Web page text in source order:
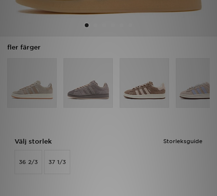
fler färger
Storleksguide
Välj storlek
36 2/3 37 1/3
Mina meddelanden